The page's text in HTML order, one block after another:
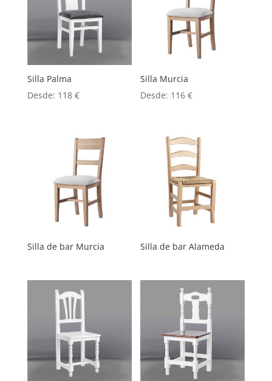
Silla Palma
Desde: 118 €
Silla Murcia
Desde: 116€
Silla de bar Murcia Silla de bar Alameda